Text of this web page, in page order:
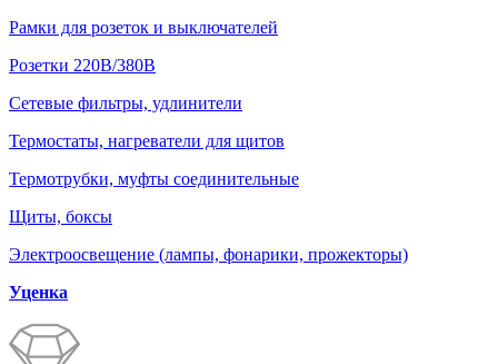
Рамки для розеток и выключателей
Розетки 220В/380В
Сетевые фильтры, удлинители
Термостаты, нагреватели для щитов
Термотрубки, муфты соединительные
Щиты, боксы
Электроосвещение (лампы, фонарики, прожекторы)
Уценка